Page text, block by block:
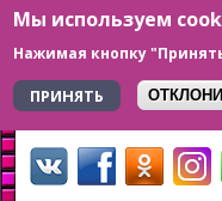
Мы используем
Нажимая кнопку
ПРИНЯТЬ
Перейти к основному